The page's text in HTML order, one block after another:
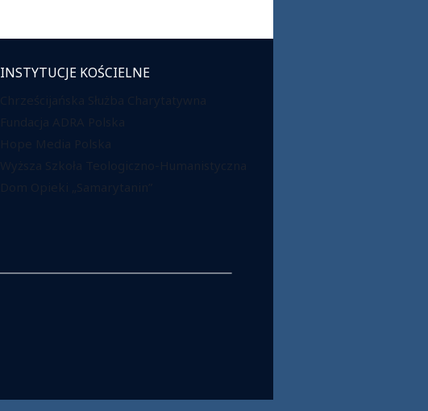
INSTYTUCJE KOŚCIELNE